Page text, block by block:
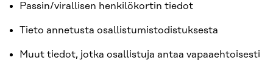
Passin/virallisen henkilökortin tiedot
Tieto annetusta osallistumistodistuksesta
Muut tiedot, jotka osallistuja antaa vapaaehtoisesti